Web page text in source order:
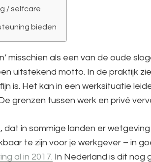
/ selfcare
bieden
misschien als een van de oude
uitstekend motto. In de praktijk
is. Het kan in een werksituatie
grenzen tussen werk en privé
dat in sommige landen er
te zijn voor je werkgever – in
al in 2017. In Nederland is dit nog